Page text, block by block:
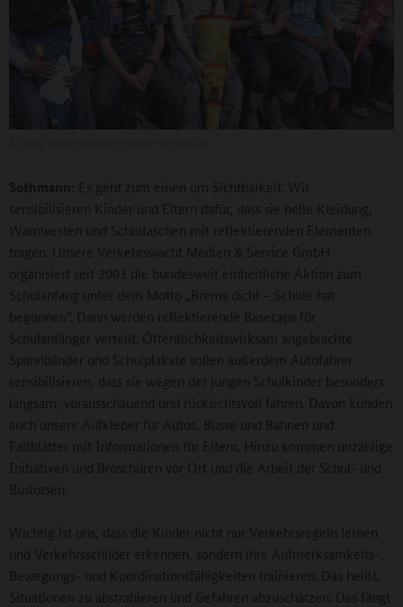
Sothmann: Es geht zum einen um Sichtbarkeit. Wir
sensibilisieren Kinder und Eltern dafür, dass sie helle Kleidung,
Warnwesten und Schultaschen mit reflektierenden Elementen
tragen. Unsere Verkehrswacht Medien & Service GmbH
organisiert seit 2003 die bundesweit einheitliche Aktion zum
Schulanfang unter dem Motto „Brems dich! – Schule hat
begonnen“. Dann werden reflektierende Basecaps für
Schulanfänger verteilt. Öffentlichkeitswirksam angebrachte
Spannbänder und Schulplakate sollen außerdem Autofahrer
sensibilisieren, dass sie wegen der jungen Schulkinder besonders
langsam, vorausschauend und rücksichtsvoll fahren. Davon künden
auch unsere Aufkleber für Autos, Busse und Bahnen und
Faltblätter mit Informationen für Eltern. Hinzu kommen unzählige
Initiativen und Broschüren vor Ort und die Arbeit der Schul- und
Buslotsen.
Wichtig ist uns, dass die Kinder nicht nur Verkehrsregeln lernen
und Verkehrsschilder erkennen, sondern ihre Aufmerksamkeits-,
Bewegungs- und Koordinationsfähigkeiten trainieren. Das heißt,
Situationen zu abstrahieren und Gefahren abzuschätzen. Das fängt